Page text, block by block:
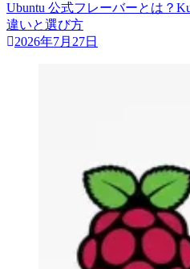
Ubuntu 公式フレーバーとは？
違いと選び方
2026年7月27日